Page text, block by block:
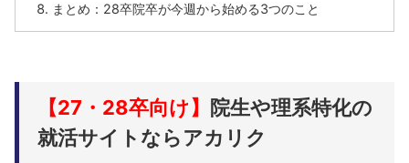
まとめ：28卒院卒が今週から始める3つのこと
【27・28卒向け】
院生や理系特化の
就活サイトならアカリク